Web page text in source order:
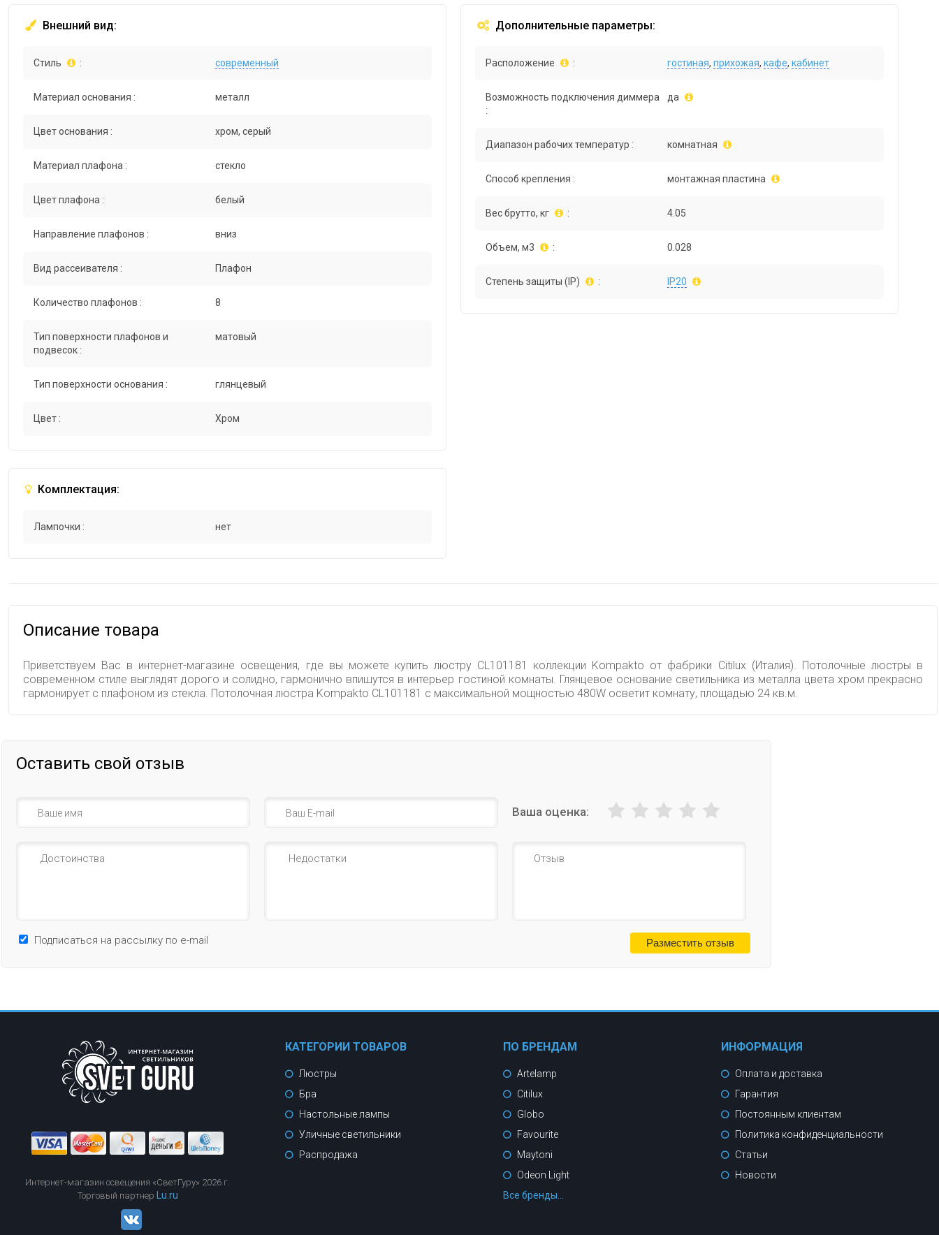
Внешний вид:
Стиль : современный
Материал основания : металл
Цвет основания : хром, серый
Материал плафона : стекло
Цвет плафона : белый
Направление плафонов : вниз
Вид рассеивателя : Плафон
Количество плафонов : 8
Тип поверхности плафонов и
подвесок :
матовый
Тип поверхности основания : глянцевый
Цвет : Хром
Дополнительные параметры:
Расположение : гостиная,прихожая,кафе,кабинет
Возможность подключения диммера
:
да
Диапазон рабочих температур : комнатная
Способ крепления : монтажная пластина
Вес брутто, кг : 4.05
Объем, м3 : 0.028
Степень защиты (IP) : IP20
Комплектация:
Лампочки : нет
Описание товара
Приветствуем Вас в интернет-магазине освещения, где вы можете купить люстру CL101181 коллекции Kompakto от фабрики Citilux (Италия). Потолочные люстры в
современном стиле выглядят дорого и солидно, гармонично впишутся в интерьер гостиной комнаты. Глянцевое основание светильника из металла цвета хром прекрасно
гармонирует с плафоном из стекла. Потолочная люстра Kompakto CL101181 с максимальной мощностью 480W осветит комнату, площадью 24 кв.м.
Оставить свой отзыв
Ваша оценка:
Подписаться на рассылку по e-mail
Интернет-магазин освещения «СветГуру» 2026 г.
Торговый партнер
Lu.ru
КАТЕГОРИИ ТОВАРОВ
Люстры
Бра
Настольные лампы
Уличные светильники
Распродажа
ПО БРЕНДАМ
Artelamp
Citilux
Globo
Favourite
Maytoni
Odeon Light
Все бренды...
ИНФОРМАЦИЯ
Оплата и доставка
Гарантия
Постоянным клиентам
Политика конфиденциальности
Статьи
Новости